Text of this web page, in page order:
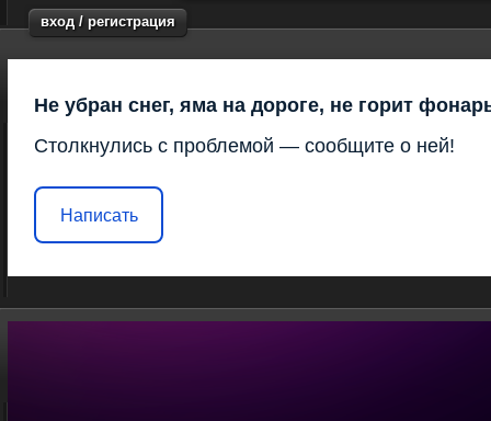
вход / регистрация
Не убран снег, яма на дороге, не горит
Столкнулись с проблемой — сообщите о ней!
Написать